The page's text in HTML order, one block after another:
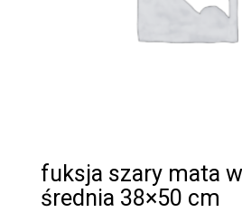
fuksja szary mata
średnia 38×50 cm